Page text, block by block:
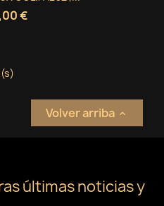
€
Volver arriba 
últimas noticias y